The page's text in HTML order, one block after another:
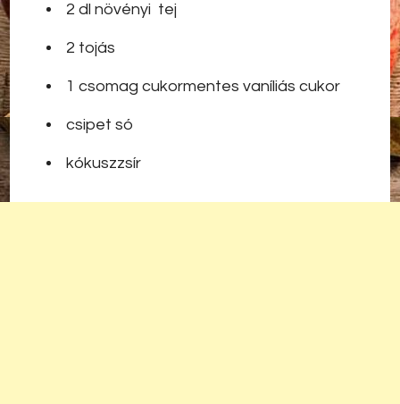
2 dl növényi tej
2 tojás
1 csomag cukormentes vaníliás cukor
csipet só
kókuszzsír